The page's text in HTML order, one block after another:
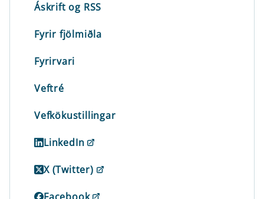
Áskrift og RSS
Fyrir fjölmiðla
Fyrirvari
Veftré
Vefkökustillingar
LinkedIn
X (Twitter)